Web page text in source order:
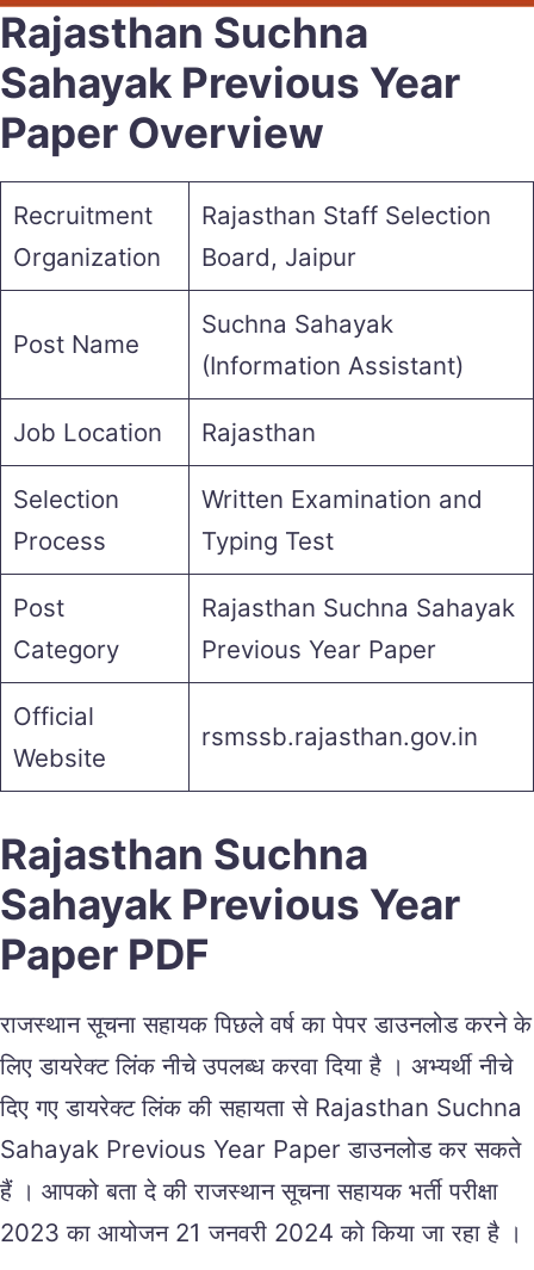
Rajasthan Suchna
Sahayak Previous Year
Paper Overview
Recruitment
Organization
Rajasthan Staff Selection
Board, Jaipur
Post Name
Suchna Sahayak
(Information Assistant)
Job Location Rajasthan
Selection
Process
Written Examination and
Typing Test
Post
Category
Rajasthan Suchna Sahayak
Previous Year Paper
Official
Website
rsmssb.rajasthan.gov.in
Rajasthan Suchna
Sahayak Previous Year
Paper PDF
राजस्थान सूचना सहायक पिछले वर्ष का पेपर डाउनलोड करने के
लिए डायरेक्ट लिंक नीचे उपलब्ध करवा दिया है । अभ्यर्थी नीचे
दिए गए डायरेक्ट लिंक की सहायता से Rajasthan Suchna
Sahayak Previous Year Paper डाउनलोड कर सकते
हैं । आपको बता दे की राजस्थान सूचना सहायक भर्ती परीक्षा
2023 का आयोजन 21 जनवरी 2024 को किया जा रहा है ।